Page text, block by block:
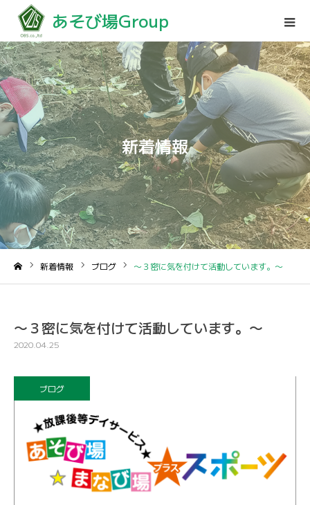
あそび場Group
新着情報
新着情報 ブログ 〜３密に気を付けて活動しています。〜
〜３密に気を付けて活動しています。〜
2020.04.25
ブログ